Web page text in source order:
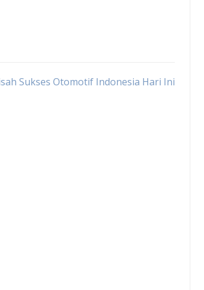
Sukses Otomotif Indonesia Hari Ini